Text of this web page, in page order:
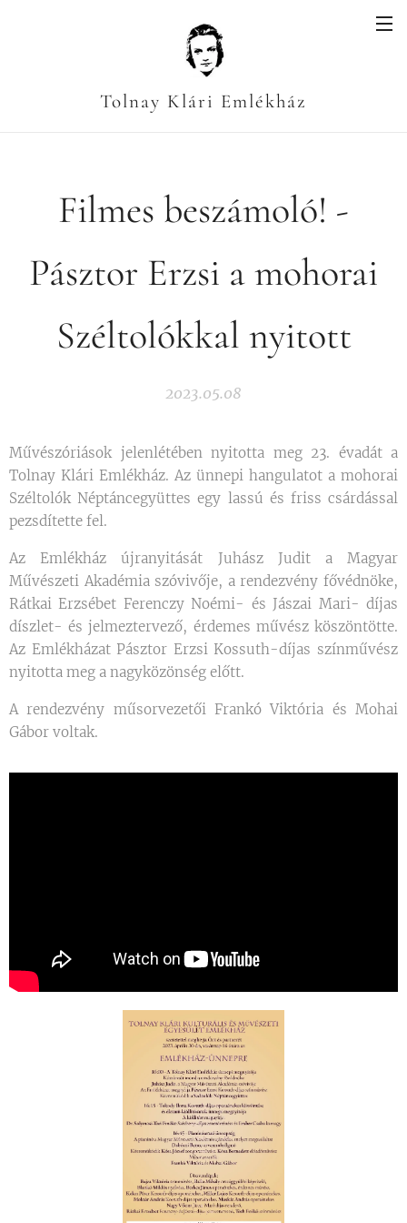
Tolnay Klári Emlékház
Filmes beszámoló! -
Pásztor Erzsi a mohorai
Széltolókkal nyitott
2023.05.08
Művészóriások jelenlétében nyitotta meg 23. évadát a
Tolnay Klári Emlékház. Az ünnepi hangulatot a mohorai
Széltolók Néptáncegyüttes egy lassú és friss csárdással
pezsdítette fel.
Az Emlékház újranyitását Juhász Judit a Magyar
Művészeti Akadémia szóvivője, a rendezvény fővédnöke,
Rátkai Erzsébet Ferenczy Noémi- és Jászai Mari- díjas
díszlet- és jelmeztervező, érdemes művész köszöntötte.
Az Emlékházat Pásztor Erzsi Kossuth-díjas színművész
nyitotta meg a nagyközönség előtt.
A rendezvény műsorvezetői Frankó Viktória és Mohai
Gábor voltak.